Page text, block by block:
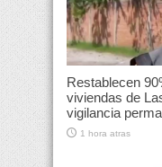
Restablecen
viviendas de
vigilancia
1 hora atras